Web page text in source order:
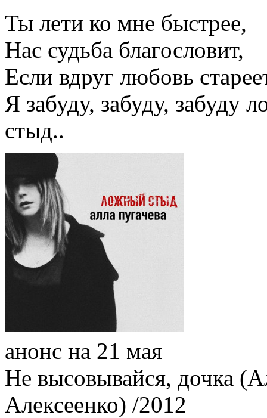
Ты лети ко мне быстрее,
Нас судьба благословит,
Если вдруг любовь
Я забуду, забуду, забуду
стыд..
анонс на 21 мая
Не высовывайся, дочка
Алексеенко) /2012